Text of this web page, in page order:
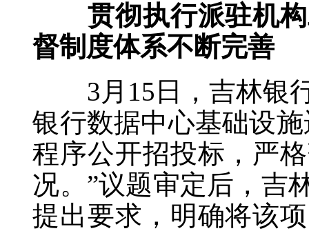
贯彻执行派驻机构
督制度体系不断完善
3月15日，吉林银行
银行数据中心基础设
程序公开招投标，严
况。”议题审定后，吉
提出要求，明确将该